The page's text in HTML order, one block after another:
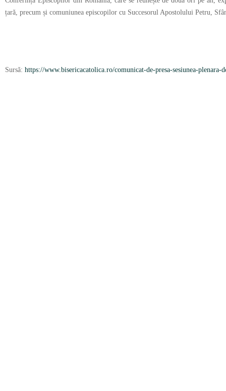
țară, precum și comuniunea episcopilor cu Succesorul Apostolului Petru,
Sursă: https://www.bisericacatolica.ro/comunicat-de-presa-sesiunea-